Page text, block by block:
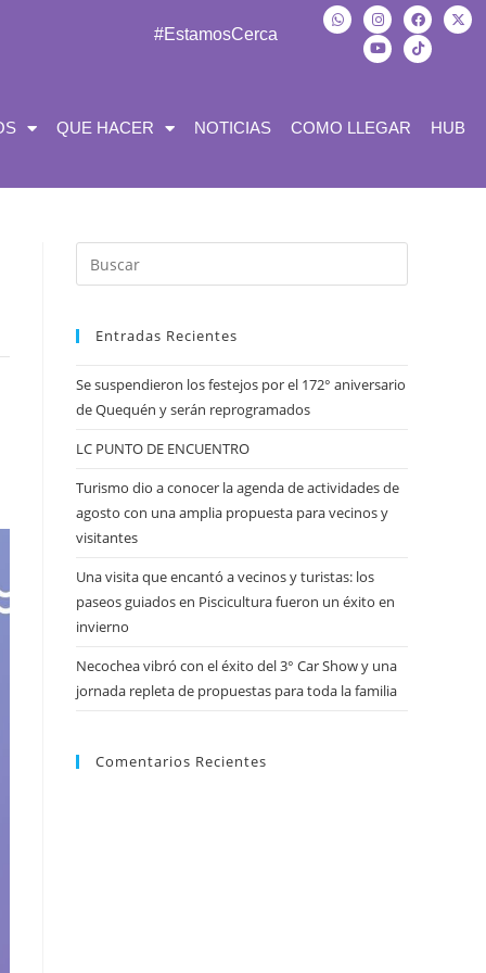
#EstamosCerca
QUE HACER NOTICIAS COMO LLEGAR HUB
Entradas Recientes
Se suspendieron los festejos por el 172° aniversario
de Quequén y serán reprogramados
LC PUNTO DE ENCUENTRO
Turismo dio a conocer la agenda de actividades de
agosto con una amplia propuesta para vecinos y
visitantes
Una visita que encantó a vecinos y turistas: los
paseos guiados en Piscicultura fueron un éxito en
invierno
Necochea vibró con el éxito del 3° Car Show y una
jornada repleta de propuestas para toda la familia
Comentarios Recientes